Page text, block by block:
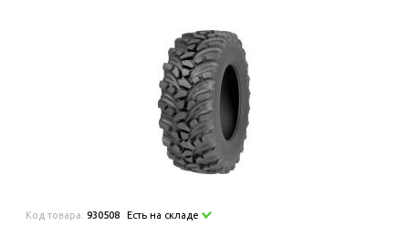
Код товара:930508 Есть на складе